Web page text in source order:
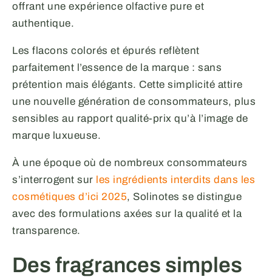
offrant une expérience olfactive pure et
authentique.
Les flacons colorés et épurés reflètent
parfaitement l’essence de la marque : sans
prétention mais élégants. Cette simplicité attire
une nouvelle génération de consommateurs, plus
sensibles au rapport qualité-prix qu’à l’image de
marque luxueuse.
À une époque où de nombreux consommateurs
s’interrogent sur les ingrédients interdits dans les
cosmétiques d’ici 2025, Solinotes se distingue
avec des formulations axées sur la qualité et la
transparence.
Des fragrances simples